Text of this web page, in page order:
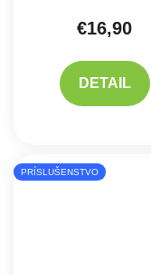
€16,90
DETAIL
PRÍSLUŠENSTVO